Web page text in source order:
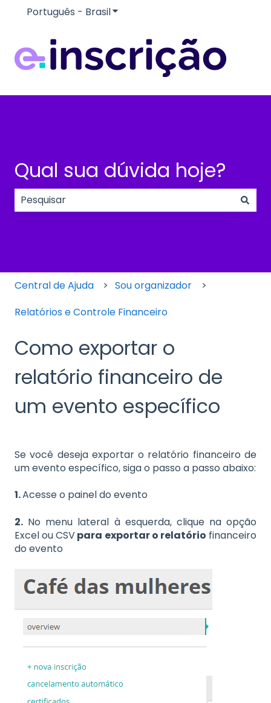
Português - BrasilMostrar submenu para traduções
Qual sua dúvida hoje?
Central de Ajuda
Sou organizador
Relatórios e Controle Financeiro
Como exportar o
relatório financeiro de
um evento específico
Se você deseja exportar o relatório financeiro de
um evento específico, siga o passo a passo abaixo:
1.Acesse o painel do evento
2. No menu lateral à esquerda, clique na opção
Excel ou CSVpara exportar o relatório financeiro
do evento